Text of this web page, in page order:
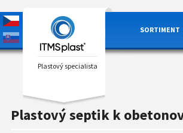
SORTIMENT
Plastový specialista
Plastový septik k